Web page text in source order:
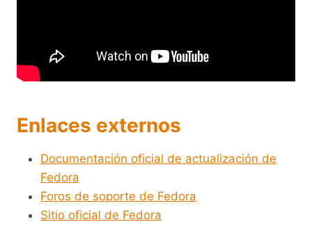
Enlaces externos
Documentación oficial de actualización de
Fedora
Foros de soporte de Fedora
Sitio oficial de Fedora